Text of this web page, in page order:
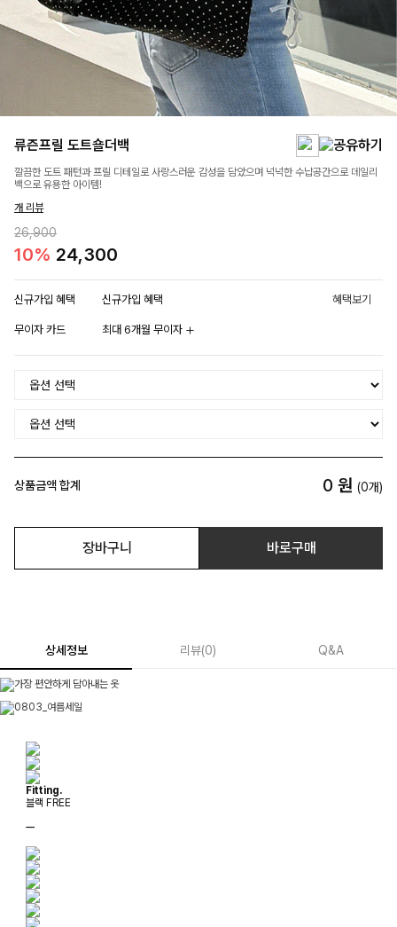
류즌프릴 도트숄더백
깔끔한 도트 패턴과 프릴 디테일로 사랑스러운 감성을 담았으며 넉넉한 수납공간으로 데일리
백으로 유용한 아이템!
개 리뷰
26,900
10% 24,300
신규가입 혜택 신규가입 혜택 혜택보기
무이자 카드 최대 6개월 무이자
상품금액 합계 0 원 (0개)
장바구니 바로구매
상세정보 리뷰(0) Q&A
Fitting.
블랙 FREE
ㅡ